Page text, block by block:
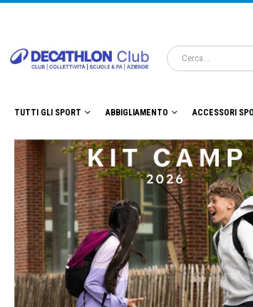
TUTTI GLI SPORT ABBIGLIAMENTO ACCESSORI